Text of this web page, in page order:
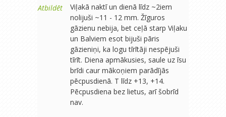
Atbildēt
Viļakā naktī un dienā līdz ~2iem
nolijuši ~11 - 12 mm. Žīguros
gāzienu nebija, bet ceļā starp Viļaku
un Balviem esot bijuši pāris
gāzieniņi, ka logu tīrītāji nespējuši
tīrīt. Diena apmākusies, saule uz īsu
brīdi caur mākoņiem parādījās
pēcpusdienā. T līdz +13, +14.
Pēcpusdiena bez lietus, arī šobrīd
nav.